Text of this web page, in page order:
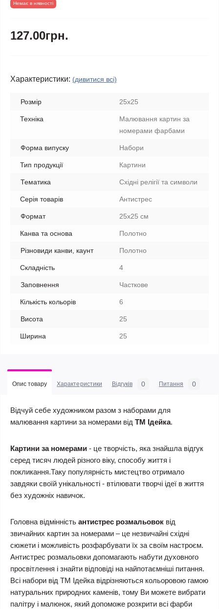
Немає в нявності
127.00грн.
Характеристики: (дивитися всі)
Розмір 25x25
Техніка
Малювання картин за
номерами фарбами
Форма випуску Набори
Тип продукції Картини
Тематика Східні релігії та символи
Серія товарів Антистрес
Формат 25x25 см
Канва та основа Полотно
Різновиди канви, каунт Полотно
Складність 4
Заповнення Часткове
Кількість кольорів 6
Висота 25
Ширина 25
Опис товару Характеристики Відгуків 0 Питання 0
Відчуй себе художником разом з наборами для
малювання картини за номерами від ТМ Ідейка.
Картини за номерами - це творчість, яка знайшла відгук
серед тисяч людей різного віку, способу життя і
покликання.Таку популярність мистецтво отримало
завдяки своїй унікальності - втілювати творчі ідеї в життя
без художніх навичок.
Головна відмінність антистрес розмальовок від
звичайних картин за номерами – це незвичайні східні
сюжети і можливість розфарбувати їх за своїм настроєм.
Антистрес розмальовки допомагають набути духовного
просвітлення і знайти відповіді на найпотаємніші питання.
Всі набори від ТМ Ідейка відрізняються кольоровою гамою
натуральних природних каменів, тому Ви можете вибрати
палітру і малюнок, який допоможе розкрити всі фарби